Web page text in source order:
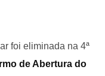
foi eliminada na 4ª
de Abertura do